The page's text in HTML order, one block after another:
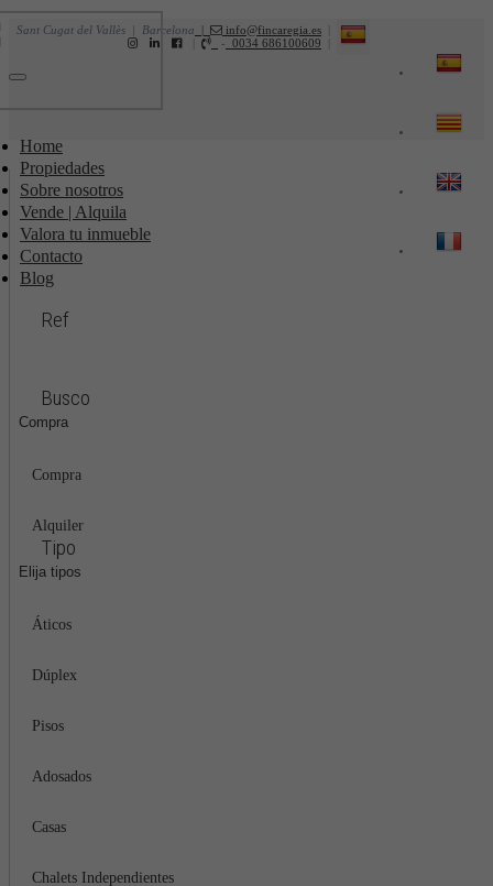
| info@fincaregia.es
Sant Cugat del Vallès | Barcelona
0034 686100609
-
Toggle
Home
Propiedades
Sobre nosotros
Vende | Alquila
Valora tu inmueble
Contacto
Blog
Ref
Busco
Compra
Compra
Alquiler
Tipo
Elija tipos
Áticos
Dúplex
Pisos
Adosados
Casas
Chalets Independientes